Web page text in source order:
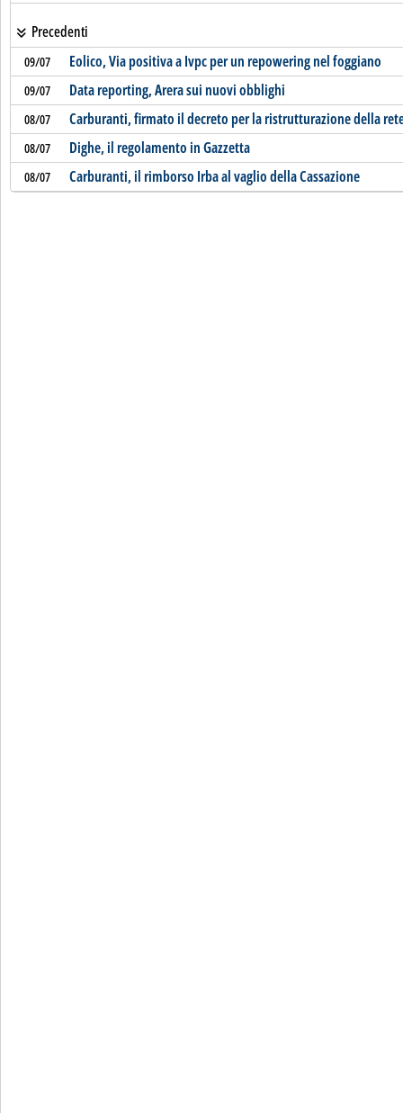
Precedenti
09/07 Eolico, Via positiva a Ivpc per un repowering nel foggiano
09/07 Data reporting, Arera sui nuovi obblighi
08/07 Carburanti, firmato il decreto per la ristrutturazione della
08/07 Dighe, il regolamento in Gazzetta
08/07 Carburanti, il rimborso Irba al vaglio della Cassazione